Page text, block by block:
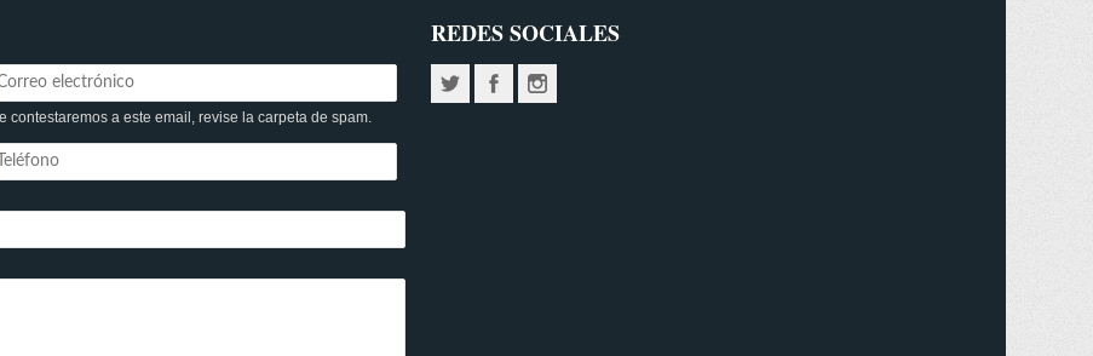
contestaremos a este email, revise la carpeta de spam.
REDES SOCIALES